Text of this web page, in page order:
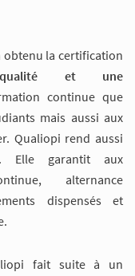
obtenu la certification
et une
continue que
mais aussi aux
Qualiopi rend aussi
Elle garantit aux
alternance
dispensés et
fait suite à un